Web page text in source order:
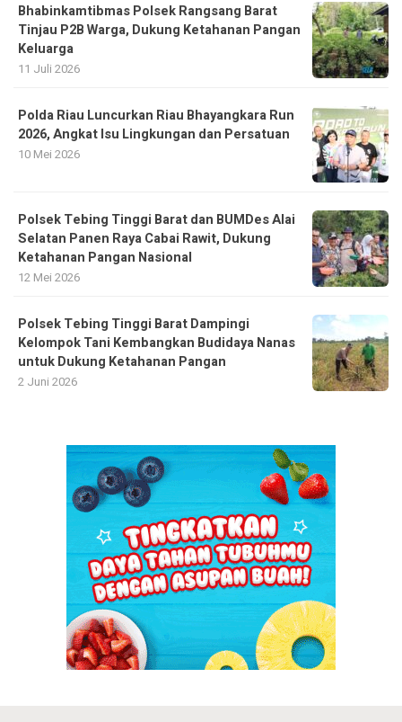
Bhabinkamtibmas Polsek Rangsang Barat
Tinjau P2B Warga, Dukung Ketahanan Pangan
Keluarga
11 Juli 2026
Polda Riau Luncurkan Riau Bhayangkara Run
2026, Angkat Isu Lingkungan dan Persatuan
10 Mei 2026
Polsek Tebing Tinggi Barat dan BUMDes Alai
Selatan Panen Raya Cabai Rawit, Dukung
Ketahanan Pangan Nasional
12 Mei 2026
Polsek Tebing Tinggi Barat Dampingi
Kelompok Tani Kembangkan Budidaya Nanas
untuk Dukung Ketahanan Pangan
2 Juni 2026